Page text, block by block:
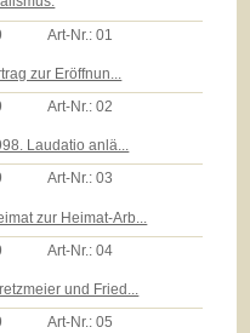
Art-Nr.:01
zur Eröffnun...
Art-Nr.:02
Laudatio anlä...
Art-Nr.:03
zur Heimat-Arb...
Art-Nr.:04
und Fried...
Art-Nr.:05